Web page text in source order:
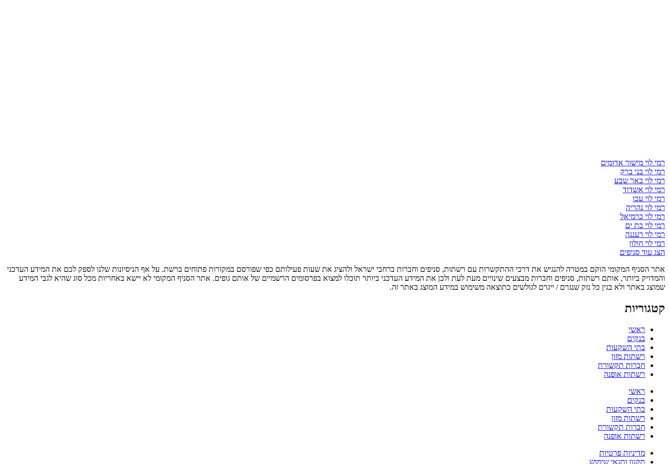
רמי לוי מישור אדומים
רמי לוי בני ברק
רמי לוי באר שבע
רמי לוי אשדוד
רמי לוי עכו
רמי לוי נהריה
רמי לוי כרמיאל
רמי לוי בת ים
רמי לוי רעננה
רמי לוי חולון
הצג עוד סניפים
אתר הסניף המקומי הוקם במטרה להנגיש את דרכי ההתקשרות עם רשתות, סניפים וחברות ברחבי ישראל ולהציג את שעות פעילותם כפי שפורסם במקורות פתוחים ברשת. על אף הניסיונות שלנו לספק לכם את המידע העדכני
והמדויק ביותר, אותם רשתות, סניפים וחברות מבצעים שינויים מעת לעת ולכן את המידע העדכני ביותר תוכלו למצוא בפרסומים הרשמיים של אותם גופים. אתר הסניף המקומי לא יישא באחריות מכל סוג שהיא לגבי המידע
שמוצג באתר ולא בגין כל נזק שנגרם / ייגרם לגולשים כתוצאה משימוש במידע המוצג באתר זה.
קטגוריות
ראשי
בנקים
בתי השקעות
רשתות מזון
חברות תקשורת
רשתות אופנה
ראשי
בנקים
בתי השקעות
רשתות מזון
חברות תקשורת
רשתות אופנה
מדיניות פרטיות
תקנון ותנאי שימוש